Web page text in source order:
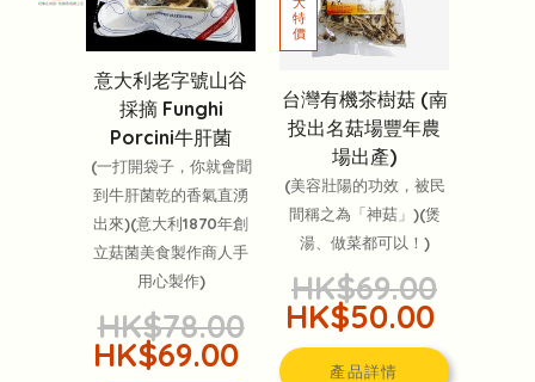
頭像生成器: 快樂家庭網上店
意大利老字號山谷
採摘 Funghi
Porcini牛肝菌
(一打開袋子，你就會聞
到牛肝菌乾的香氣直湧
出來)(意大利1870年創
立菇菌美食製作商人手
用心製作)
HK$78.00
HK$69.00
‎台灣有機茶樹菇 (南
投出名菇場豐年農
場出產)
(美容壯陽的功效，被民
間稱之為「神菇」)(煲
湯、做菜都可以！)
HK$69.00
HK$50.00
產品詳情